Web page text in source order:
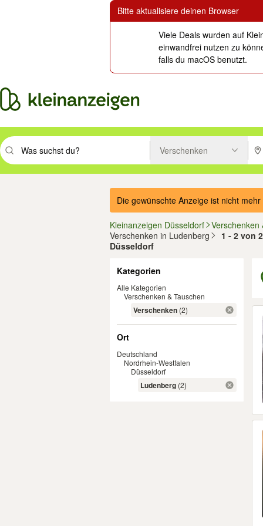
Bitte aktualisiere deinen Browser
Viele Deals wurden auf
einwandfrei nutzen zu
falls du macOS benutzt.
Suchbegriff eingeben. Eingabetaste drücken um zu suchen, oder
Verschenken
Die gewünschte Anzeige ist nicht
Kleinanzeigen Düsseldorf Verschenken
Verschenken in Ludenberg
1 - 2 von
Düsseldorf
Kategorien
Alle Kategorien
Verschenken & Tauschen
Verschenken (2)
Ort
Deutschland
Nordrhein-Westfalen
Düsseldorf
Ludenberg (2)